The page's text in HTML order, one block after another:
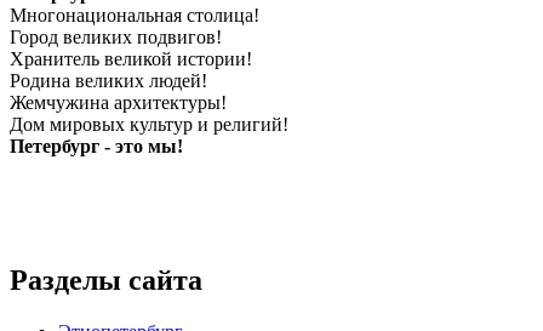
Многонациональная столица!
Город великих подвигов!
Хранитель великой истории!
Родина великих людей!
Жемчужина архитектуры!
Дом мировых культур и религий!
Петербург - это мы!
Разделы сайта